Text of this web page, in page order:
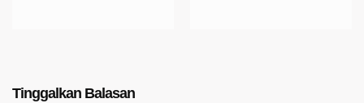
Tinggalkan Balasan